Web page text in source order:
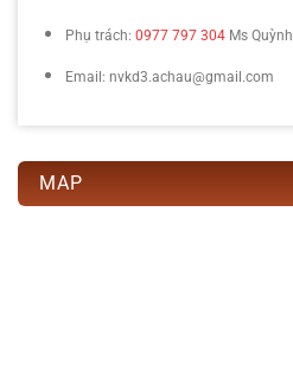
Phụ trách: 0977 797 304 Ms Quỳnh
Email: nvkd3.achau@gmail.com
MAP